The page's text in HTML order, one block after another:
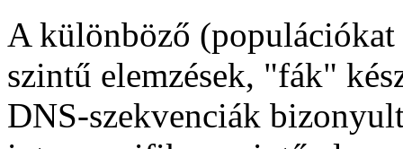
A különböző
szintű elemzések, "fák"
DNS-szekvenciák